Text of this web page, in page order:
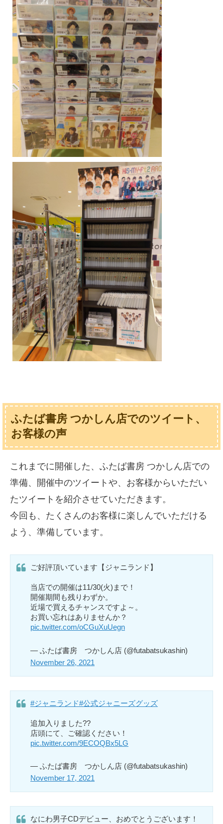
ふたば書房 つかしん店でのツイート、
お客様の声
これまでに開催した、ふたば書房 つかしん店での
準備、開催中のツイートや、お客様からいただい
たツイートを紹介させていただきます。
今回も、たくさんのお客様に楽しんでいただける
よう、準備しています。
ご好評頂いています【ジャニランド】
当店での開催は11/30(火)まで！
開催期間も残りわずか。
近場で買えるチャンスですよ～。
お買い忘れはありませんか？
pic.twitter.com/oCGuXuUegn
— ふたば書房 つかしん店 (@futabatsukashin)
November 26, 2021
#ジャニランド#公式ジャニーズグッズ
追加入りました??
店頭にて、ご確認ください！
pic.twitter.com/9ECOQBx5LG
— ふたば書房 つかしん店 (@futabatsukashin)
November 17, 2021
なにわ男子CDデビュー、おめでとうございます！